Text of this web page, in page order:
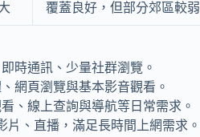
覆蓋良好，但部分郊區較弱
時通訊、少量社群瀏覽。
網頁瀏覽與基本影音觀看。
、線上查詢與導航等日常需求。
片、直播，滿足長時間上網需求。